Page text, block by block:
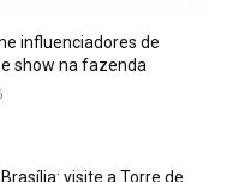
influenciadores de
show na fazenda
visite a Torre de